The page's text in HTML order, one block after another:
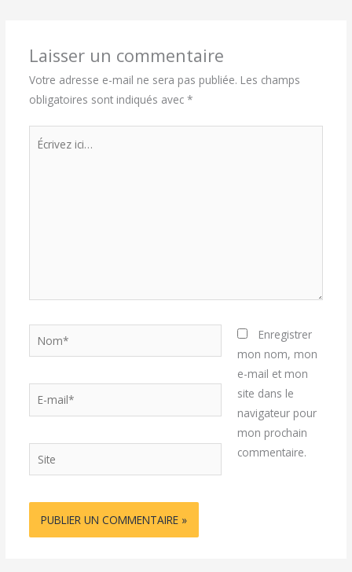
Laisser un commentaire
Votre adresse e-mail ne sera pas publiée. Les champs
obligatoires sont indiqués avec *
Écrivez
mail*
Enregistrer
mon nom, mon
e-mail et mon
site dans le
navigateur pour
mon prochain
commentaire.